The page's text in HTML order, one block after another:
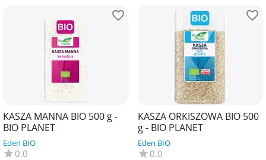
KASZA MANNA BIO 500 g -
BIO PLANET
Eden BIO
0.0
KASZA ORKISZOWA BIO 500
g - BIO PLANET
Eden BIO
0.0